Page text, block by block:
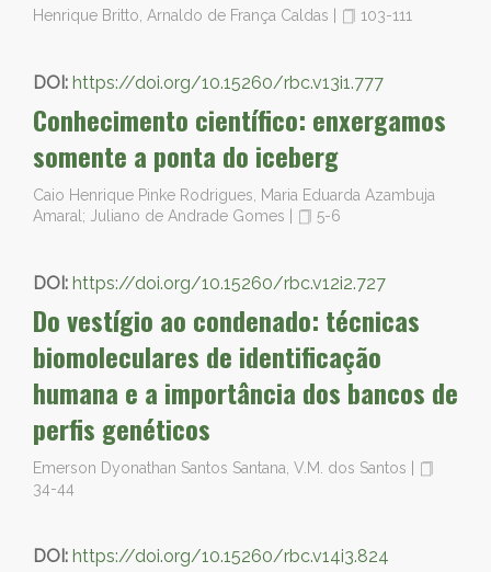
Henrique Britto, Arnaldo de França Caldas 103-111
DOI: https://doi.org/10.15260/rbc.v13i1.777
Conhecimento científico: enxergamos
somente a ponta do iceberg
Caio Henrique Pinke Rodrigues, Maria Eduarda Azambuja
Amaral; Juliano de Andrade Gomes
5-6
DOI: https://doi.org/10.15260/rbc.v12i2.727
Do vestígio ao condenado: técnicas
biomoleculares de identificação
humana e a importância dos bancos de
perfis genéticos
Emerson Dyonathan Santos Santana, V.M. dos Santos
34-44
DOI: https://doi.org/10.15260/rbc.v14i3.824